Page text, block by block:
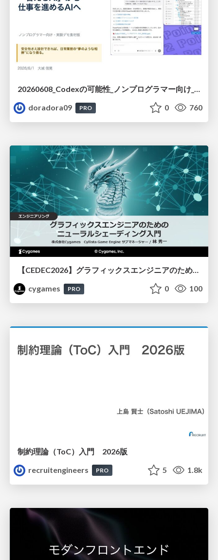
20260608_Codexの可能性_ノンプログラマー向け_大城追記
doradora09
PRO 0 760
【CEDEC2026】グラフィックスエンジニアのためのニューラルシェーディング入門
cygames
PRO 0 100
制約理論（ToC）入門 2026版
recruitengineers
PRO 5 1.8k